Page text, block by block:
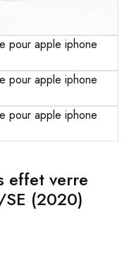
effet verre
(2020)